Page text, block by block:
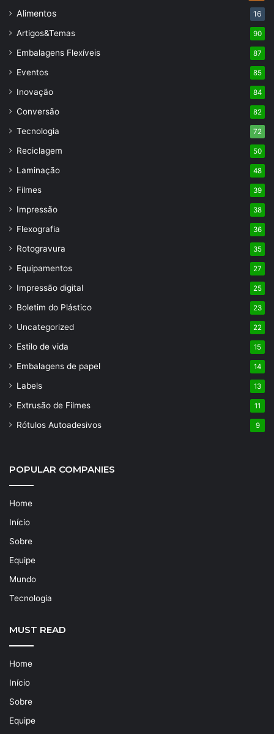
Alimentos 16
Artigos&Temas 90
Embalagens Flexíveis 87
Eventos 85
Inovação 84
Conversão 82
Tecnologia 72
Reciclagem 50
Laminação 48
Filmes 39
Impressão 38
Flexografia 36
Rotogravura 35
Equipamentos 27
Impressão digital 25
Boletim do Plástico 23
Uncategorized 22
Estilo de vida 15
Embalagens de papel 14
Labels 13
Extrusão de Filmes 11
Rótulos Autoadesivos 9
POPULAR COMPANIES
Home
Início
Sobre
Equipe
Mundo
Tecnologia
MUST READ
Home
Início
Sobre
Equipe